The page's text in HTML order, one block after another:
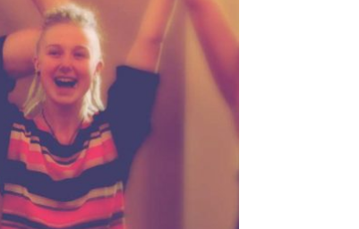
Posted on
28/04/2019